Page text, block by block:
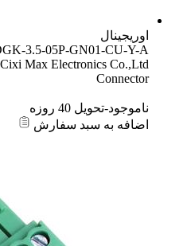
اوریجینال
3.5-05P-GN01-CU-Y-A
Cixi Max Electronics Co.,Ltd
Connector
ناموجود-تحویل 40 روزه
اضافه به سبد سفارش